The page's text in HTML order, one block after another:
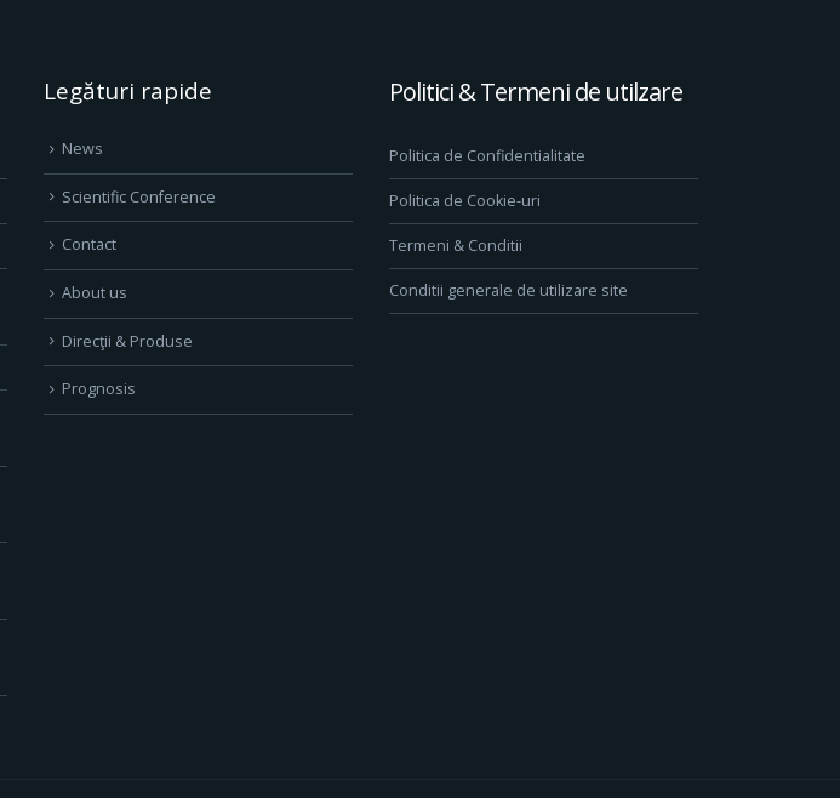
Legături rapide
News
Scientific Conference
Contact
About us
Direcţii & Produse
Prognosis
Politici & Termeni de utilzare
Politica de Confidentialitate
Politica de Cookie-uri
Termeni & Conditii
Conditii generale de utilizare site